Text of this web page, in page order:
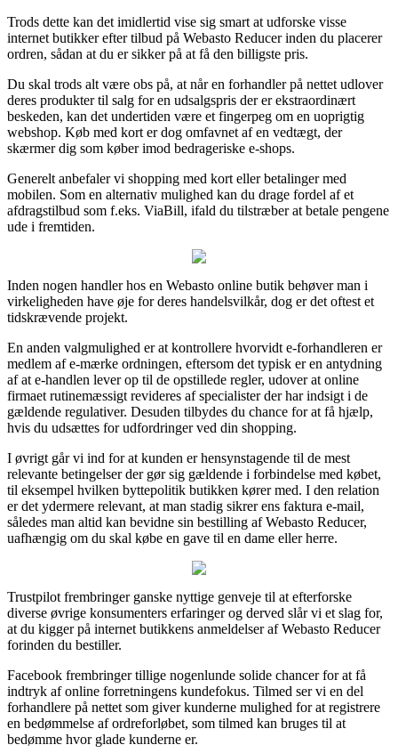
Trods dette kan det imidlertid vise sig smart at udforske visse
internet butikker efter tilbud på Webasto Reducer inden du placerer
ordren, sådan at du er sikker på at få den billigste pris.
Du skal trods alt være obs på, at når en forhandler på nettet udlover
deres produkter til salg for en udsalgspris der er ekstraordinært
beskeden, kan det undertiden være et fingerpeg om en uoprigtig
webshop. Køb med kort er dog omfavnet af en vedtægt, der
skærmer dig som køber imod bedrageriske e-shops.
Generelt anbefaler vi shopping med kort eller betalinger med
mobilen. Som en alternativ mulighed kan du drage fordel af et
afdragstilbud som f.eks. ViaBill, ifald du tilstræber at betale pengene
ude i fremtiden.
Inden nogen handler hos en Webasto online butik behøver man i
virkeligheden have øje for deres handelsvilkår, dog er det oftest et
tidskrævende projekt.
En anden valgmulighed er at kontrollere hvorvidt e-forhandleren er
medlem af e-mærke ordningen, eftersom det typisk er en antydning
af at e-handlen lever op til de opstillede regler, udover at online
firmaet rutinemæssigt revideres af specialister der har indsigt i de
gældende regulativer. Desuden tilbydes du chance for at få hjælp,
hvis du udsættes for udfordringer ved din shopping.
I øvrigt går vi ind for at kunden er hensynstagende til de mest
relevante betingelser der gør sig gældende i forbindelse med købet,
til eksempel hvilken byttepolitik butikken kører med. I den relation
er det ydermere relevant, at man stadig sikrer ens faktura e-mail,
således man altid kan bevidne sin bestilling af Webasto Reducer,
uafhængig om du skal købe en gave til en dame eller herre.
Trustpilot frembringer ganske nyttige genveje til at efterforske
diverse øvrige konsumenters erfaringer og derved slår vi et slag for,
at du kigger på internet butikkens anmeldelser af Webasto Reducer
forinden du bestiller.
Facebook frembringer tillige nogenlunde solide chancer for at få
indtryk af online forretningens kundefokus. Tilmed ser vi en del
forhandlere på nettet som giver kunderne mulighed for at registrere
en bedømmelse af ordreforløbet, som tilmed kan bruges til at
bedømme hvor glade kunderne er.